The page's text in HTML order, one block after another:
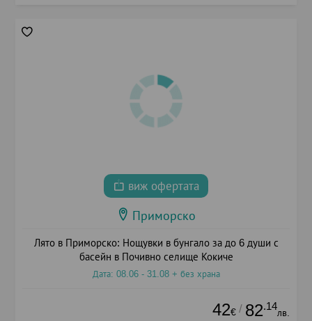
виж офертата
Приморско
Лято в Приморско: Нощувки в бунгало за до 6 души с
басейн в Почивно селище Кокиче
Дата: 08.06 - 31.08 + без храна
42€ / 82.14
лв.